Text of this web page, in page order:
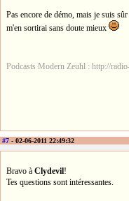
Pas encore de démo, mais je suis
m'en sortirai sans doute mieux
Podcasts Modern Zeuhl : http://
#7 - 02-06-2011 22:49:32
Bravo à Clydevil!
Tes questions sont intéressantes.